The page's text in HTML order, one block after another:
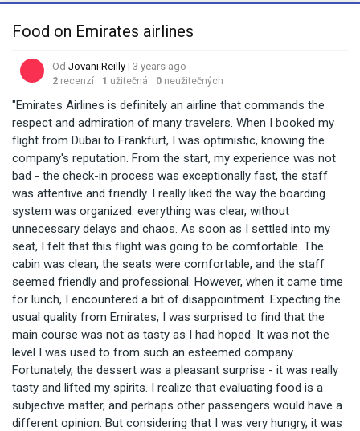
Food on Emirates airlines
Od Jovani Reilly | 3 years ago
2 recenzí 1 užitečná 0 neužitečných
"Emirates Airlines is definitely an airline that commands the
respect and admiration of many travelers. When I booked my
flight from Dubai to Frankfurt, I was optimistic, knowing the
company's reputation. From the start, my experience was not
bad - the check-in process was exceptionally fast, the staff
was attentive and friendly. I really liked the way the boarding
system was organized: everything was clear, without
unnecessary delays and chaos. As soon as I settled into my
seat, I felt that this flight was going to be comfortable. The
cabin was clean, the seats were comfortable, and the staff
seemed friendly and professional. However, when it came time
for lunch, I encountered a bit of disappointment. Expecting the
usual quality from Emirates, I was surprised to find that the
main course was not as tasty as I had hoped. It was not the
level I was used to from such an esteemed company.
Fortunately, the dessert was a pleasant surprise - it was really
tasty and lifted my spirits. I realize that evaluating food is a
subjective matter, and perhaps other passengers would have a
different opinion. But considering that I was very hungry, it was